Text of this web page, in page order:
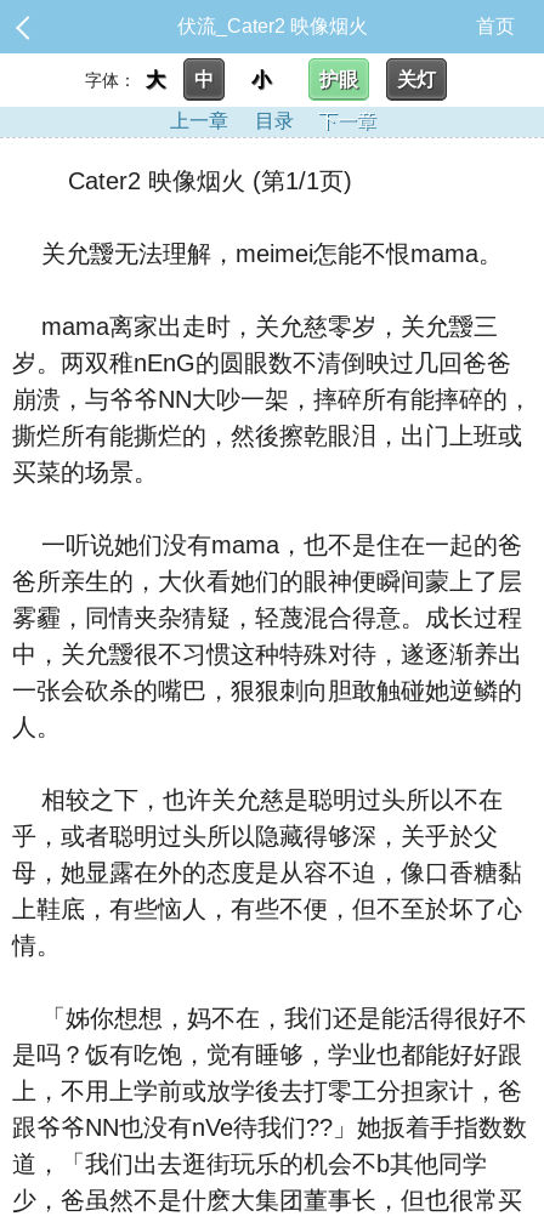
伏流_Cater2 映像烟火 首页
字体： 大 中 小 护眼
关灯
上一章
目录 下一章
Cater2 映像烟火 (第1/1页)
关允靉无法理解，meimei怎能不恨mama。
mama离家出走时，关允慈零岁，关允靉三
岁。两双稚nEnG的圆眼数不清倒映过几回爸爸
崩溃，与爷爷NN大吵一架，摔碎所有能摔碎的，
撕烂所有能撕烂的，然後擦乾眼泪，出门上班或
买菜的场景。
一听说她们没有mama，也不是住在一起的爸
爸所亲生的，大伙看她们的眼神便瞬间蒙上了层
雾霾，同情夹杂猜疑，轻蔑混合得意。成长过程
中，关允靉很不习惯这种特殊对待，遂逐渐养出
一张会砍杀的嘴巴，狠狠刺向胆敢触碰她逆鳞的
人。
相较之下，也许关允慈是聪明过头所以不在
乎，或者聪明过头所以隐藏得够深，关乎於父
母，她显露在外的态度是从容不迫，像口香糖黏
上鞋底，有些恼人，有些不便，但不至於坏了心
情。
「姊你想想，妈不在，我们还是能活得很好不
是吗？饭有吃饱，觉有睡够，学业也都能好好跟
上，不用上学前或放学後去打零工分担家计，爸
跟爷爷NN也没有nVe待我们??」她扳着手指数数
道，「我们出去逛街玩乐的机会不b其他同学
少，爸虽然不是什麽大集团董事长，但也很常买